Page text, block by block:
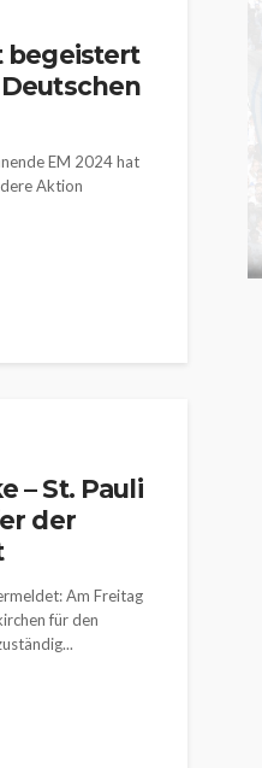
begeistert
EM 2024 hat
Aktion
– St. Pauli
der
Am Freitag
für den